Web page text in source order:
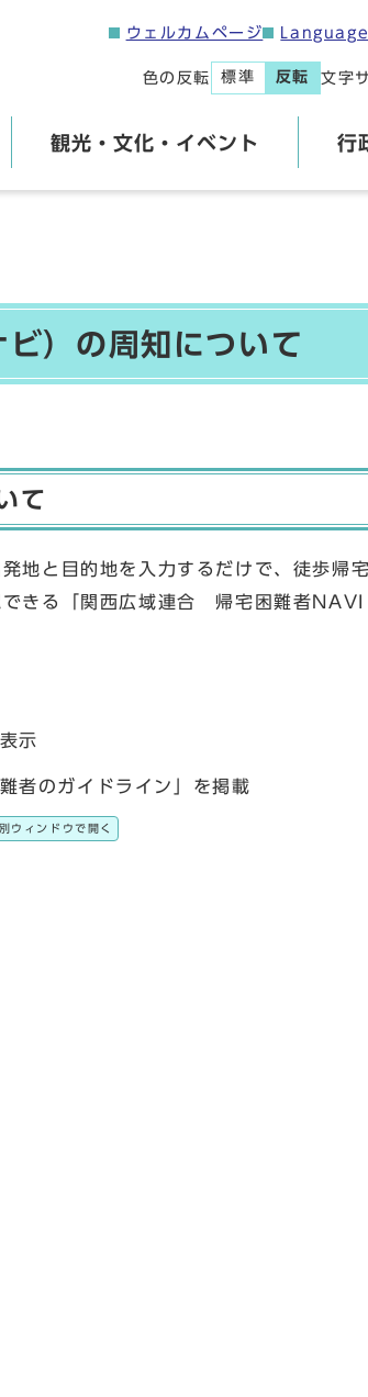
ウェルカムページ
色の反転 標準 反転 文字
観光・文化・イベント 行
）の周知について
て
地と目的地を入力するだけで、徒歩帰
きる「関西広域連合 帰宅困難者NAVI
示
者のガイドライン」を掲載
別ウィンドウで開く